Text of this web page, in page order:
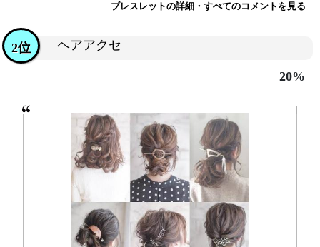
ブレスレットの詳細・すべてのコメントを見る
ヘアアクセ
2位
20%